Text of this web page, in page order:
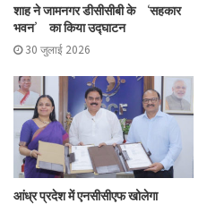
शाह ने जामनगर डीसीसीबी के ‘सहकार
भवन’ का किया उद्घाटन
30 जुलाई 2026
आंध्र प्रदेश में एनसीसीएफ खोलेगा